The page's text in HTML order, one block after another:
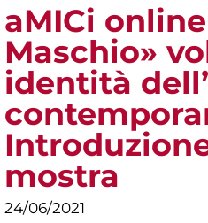
aMICi
Maschio»
identità
mostra
24/06/2021